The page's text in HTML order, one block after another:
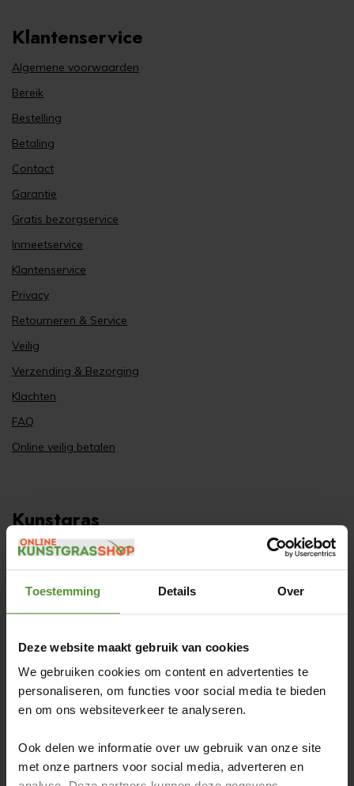
Toestemming Details Over
Deze website maakt gebruik van cookies
We gebruiken cookies om content en advertenties te
personaliseren, om functies voor social media te bieden
en om ons websiteverkeer te analyseren.
Ook delen we informatie over uw gebruik van onze site
met onze partners voor social media, adverteren en
Klantenservice
Algemene voorwaarden
Bereik
Bestelling
Betaling
Contact
Garantie
Gratis bezorgservice
Inmeetservice
Klantenservice
Privacy
Retourneren & Service
Veilig
Verzending & Bezorging
Klachten
FAQ
Online veilig betalen
Kunstgras
Beurs, evenement of stand
Recycling van kunstgras
Zelf kunstgras leggen
Jeu de boules
Pannaveld
Kunstgras Coupon
Kunstgras onderhoud
Kunstgras aanbieding